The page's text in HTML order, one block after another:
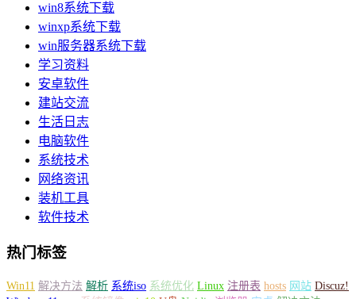
win8系统下载
winxp系统下载
win服务器系统下载
学习资料
安卓软件
建站交流
生活日志
电脑软件
系统技术
网络资讯
装机工具
软件技术
热门标签
Win11 解决方法 解析 系统iso 系统优化 Linux 注册表 hosts 网站 Discuz!